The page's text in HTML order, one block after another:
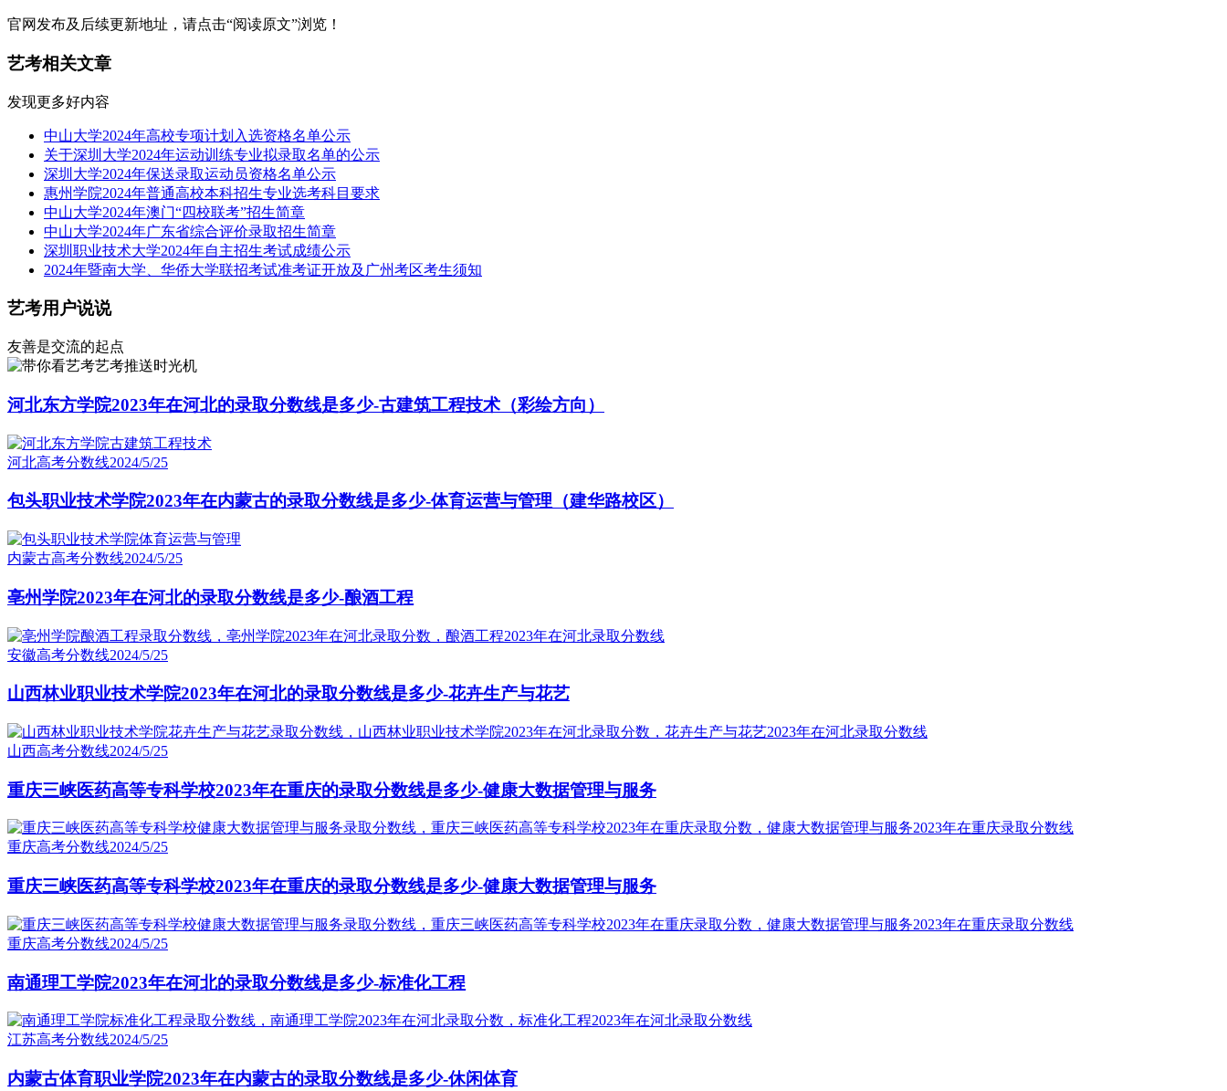
官网发布及后续更新地址，请点击“阅读原文”浏览！
艺考相关文章
发现更多好内容
中山大学2024年高校专项计划入选资格名单公示
关于深圳大学2024年运动训练专业拟录取名单的公示
深圳大学2024年保送录取运动员资格名单公示
惠州学院2024年普通高校本科招生专业选考科目要求
中山大学2024年澳门“四校联考”招生简章
中山大学2024年广东省综合评价录取招生简章
深圳职业技术大学2024年自主招生考试成绩公示
2024年暨南大学、华侨大学联招考试准考证开放及广州考区考生须知
艺考用户说说
友善是交流的起点
艺考推送时光机
河北东方学院2023年在河北的录取分数线是多少-古建筑工程技术（彩绘方向）
河北高考分数线2024/5/25
包头职业技术学院2023年在内蒙古的录取分数线是多少-体育运营与管理（建华路校区）
内蒙古高考分数线2024/5/25
亳州学院2023年在河北的录取分数线是多少-酿酒工程
安徽高考分数线2024/5/25
山西林业职业技术学院2023年在河北的录取分数线是多少-花卉生产与花艺
山西高考分数线2024/5/25
重庆三峡医药高等专科学校2023年在重庆的录取分数线是多少-健康大数据管理与服务
重庆高考分数线2024/5/25
重庆三峡医药高等专科学校2023年在重庆的录取分数线是多少-健康大数据管理与服务
重庆高考分数线2024/5/25
南通理工学院2023年在河北的录取分数线是多少-标准化工程
江苏高考分数线2024/5/25
内蒙古体育职业学院2023年在内蒙古的录取分数线是多少-休闲体育